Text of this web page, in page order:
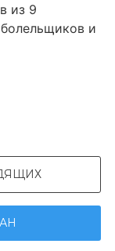
из 9
и